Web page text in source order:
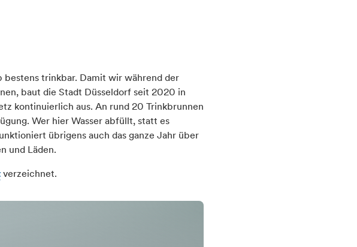
bestens trinkbar. Damit wir während der
baut die Stadt Düsseldorf seit 2020 in
kontinuierlich aus. An rund 20 Trinkbrunnen
Wer hier Wasser abfüllt, statt es
übrigens auch das ganze Jahr über
und Läden.
verzeichnet.